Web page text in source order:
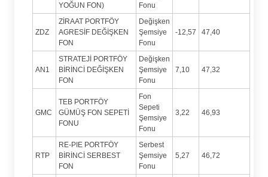
YOĞUN FON)
Fonu
ZDZ
ZİRAAT PORTFÖY
AGRESİF DEĞİŞKEN
FON
Değişken
Şemsiye
Fonu
-12,57 47,40
AN1
STRATEJİ PORTFÖY
BİRİNCİ DEĞİŞKEN
FON
Değişken
Şemsiye
Fonu
7,10 47,32
GMC
TEB PORTFÖY
GÜMÜŞ FON SEPETİ
FONU
Fon
Sepeti
Şemsiye
Fonu
3,22 46,93
RTP
RE-PIE PORTFÖY
BİRİNCİ SERBEST
FON
Serbest
Şemsiye
Fonu
5,27 46,72